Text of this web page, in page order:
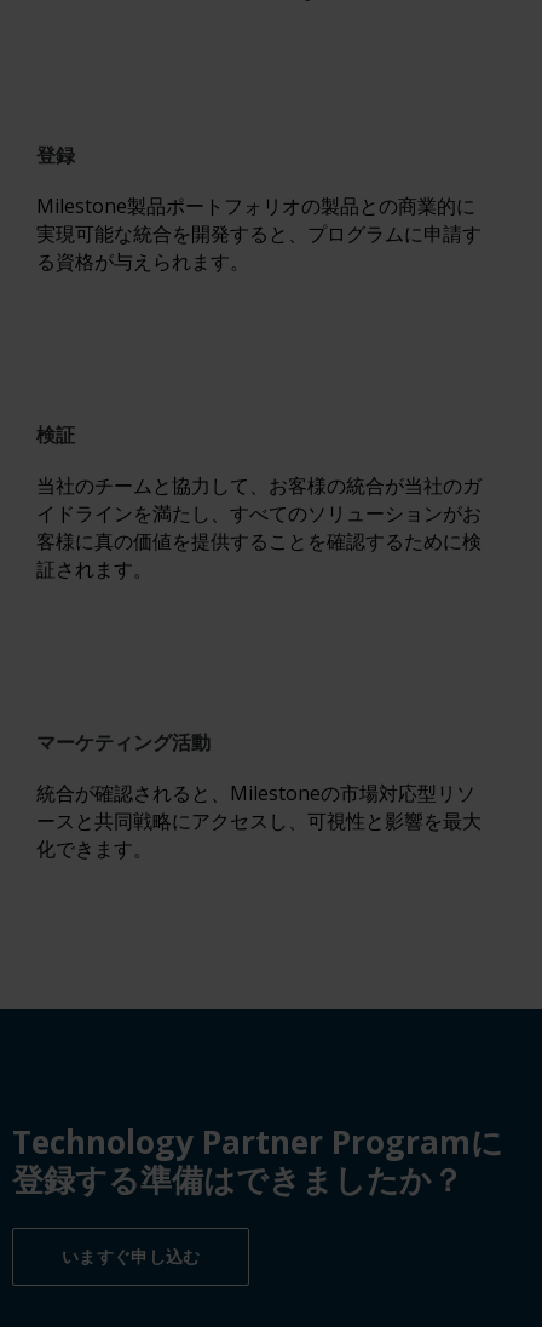
登録
Milestone製品ポートフォリオの製品との商業的に
実現可能な統合を開発すると、プログラムに申請す
る資格が与えられます。
検証
当社のチームと協力して、お客様の統合が当社のガ
イドラインを満たし、すべてのソリューションがお
客様に真の価値を提供することを確認するために検
証されます。
マーケティング活動
統合が確認されると、Milestoneの市場対応型リソ
ースと共同戦略にアクセスし、可視性と影響を最大
化できます。
Technology Partner Programに
登録する準備はできましたか？
いますぐ申し込む